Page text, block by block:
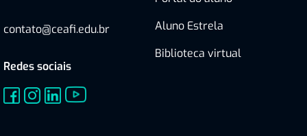
contato@ceafi.edu.br
Redes sociais
Aluno Estrela
Biblioteca virtual